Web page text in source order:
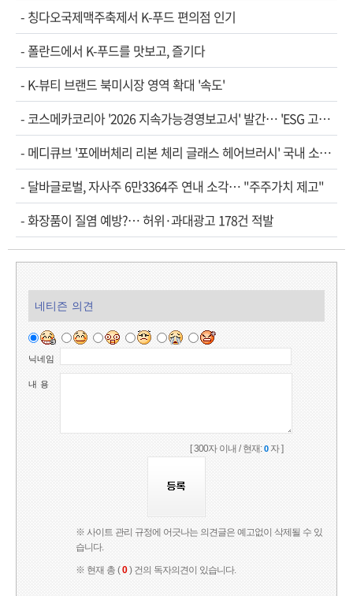
- 칭다오국제맥주축제서 K-푸드 편의점 인기
- 폴란드에서 K-푸드를 맛보고, 즐기다
- K-뷰티 브랜드 북미시장 영역 확대 '속도'
- 코스메카코리아 '2026 지속가능경영보고서' 발간… 'ESG 고…
- 메디큐브 '포에버체리 리본 체리 글래스 헤어브러시' 국내 소…
- 달바글로벌, 자사주 6만3364주 연내 소각… "주주가치 제고"
-화장품이 질염 예방?… 허위·과대광고 178건 적발
네티즌 의견
닉네임
내 용
[ 300자 이내 / 현재:0자 ]
※ 사이트 관리 규정에 어긋나는 의견글은 예고없이 삭제될 수 있
습니다.
※ 현재 총 (0) 건의 독자의견이 있습니다.